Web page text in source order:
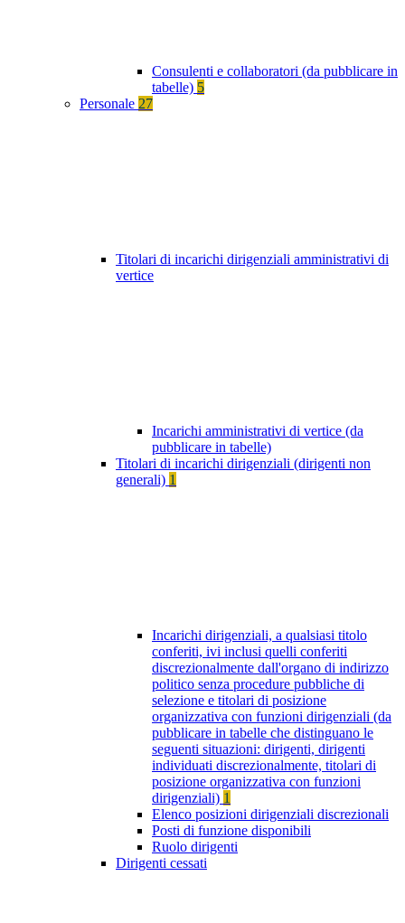
Consulenti e collaboratori (da pubblicare in
tabelle) 5
Personale 27
Titolari di incarichi dirigenziali amministrativi di
vertice
Incarichi amministrativi di vertice (da
pubblicare in tabelle)
Titolari di incarichi dirigenziali (dirigenti non
generali) 1
Incarichi dirigenziali, a qualsiasi titolo
conferiti, ivi inclusi quelli conferiti
discrezionalmente dall'organo di indirizzo
politico senza procedure pubbliche di
selezione e titolari di posizione
organizzativa con funzioni dirigenziali (da
pubblicare in tabelle che distinguano le
seguenti situazioni: dirigenti, dirigenti
individuati discrezionalmente, titolari di
posizione organizzativa con funzioni
dirigenziali) 1
Elenco posizioni dirigenziali discrezionali
Posti di funzione disponibili
Ruolo dirigenti
Dirigenti cessati